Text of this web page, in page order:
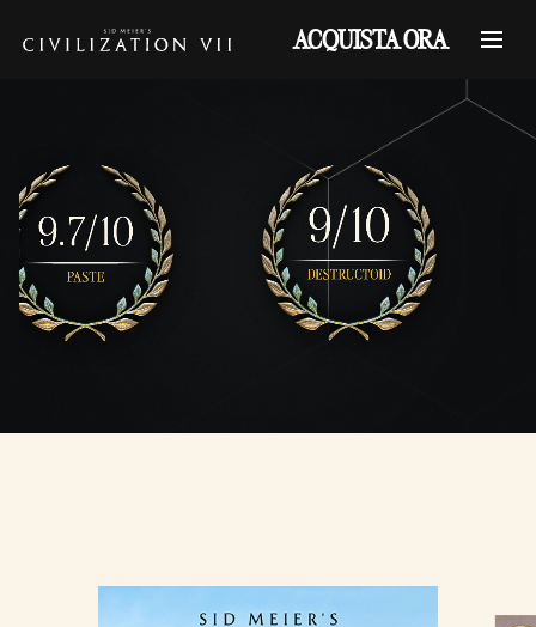
ACQUISTA ORA